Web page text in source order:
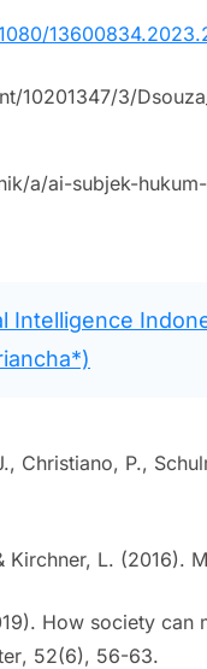
10201347/3/
a/ai-subjek-
Intelligence
Christiano, P.,
Kirchner, L. (2016).
How society can
, 52(6), 56-63.